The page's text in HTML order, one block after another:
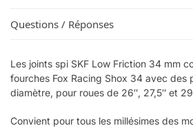
Questions / Réponses
Les joints spi SKF Low Friction 34 mm
fourches Fox Racing Shox 34 avec des
diamètre, pour roues de 26″, 27,5″ et
Convient pour tous les millésimes des